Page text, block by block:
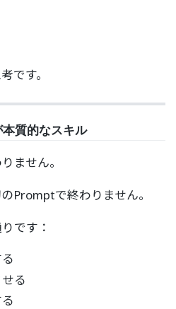
です。
質的なスキル
ません。
Promptで終わりません。
です：
る